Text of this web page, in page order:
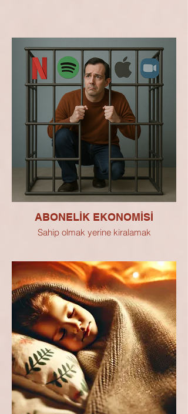
ABONELİK EKONOMİSİ
Sahip olmak yerine kiralamak